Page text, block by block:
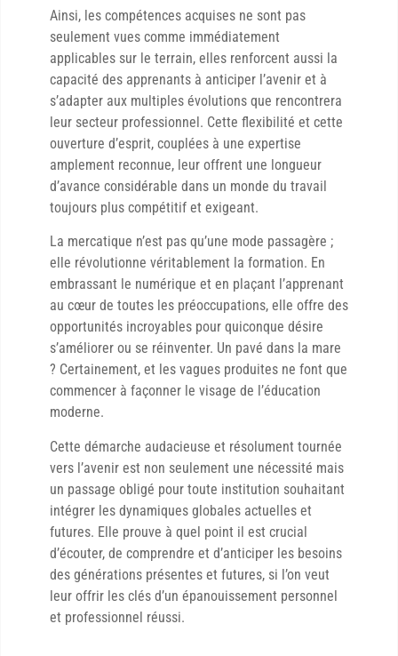
Ainsi, les compétences acquises ne sont pas
seulement vues comme immédiatement
applicables sur le terrain, elles renforcent aussi la
capacité des apprenants à anticiper l’avenir et à
s’adapter aux multiples évolutions que rencontrera
leur secteur professionnel. Cette flexibilité et cette
ouverture d’esprit, couplées à une expertise
amplement reconnue, leur offrent une longueur
d’avance considérable dans un monde du travail
toujours plus compétitif et exigeant.
La mercatique n’est pas qu’une mode passagère ;
elle révolutionne véritablement la formation. En
embrassant le numérique et en plaçant l’apprenant
au cœur de toutes les préoccupations, elle offre des
opportunités incroyables pour quiconque désire
s’améliorer ou se réinventer. Un pavé dans la mare
? Certainement, et les vagues produites ne font que
commencer à façonner le visage de l’éducation
moderne.
Cette démarche audacieuse et résolument tournée
vers l’avenir est non seulement une nécessité mais
un passage obligé pour toute institution souhaitant
intégrer les dynamiques globales actuelles et
futures. Elle prouve à quel point il est crucial
d’écouter, de comprendre et d’anticiper les besoins
des générations présentes et futures, si l’on veut
leur offrir les clés d’un épanouissement personnel
et professionnel réussi.